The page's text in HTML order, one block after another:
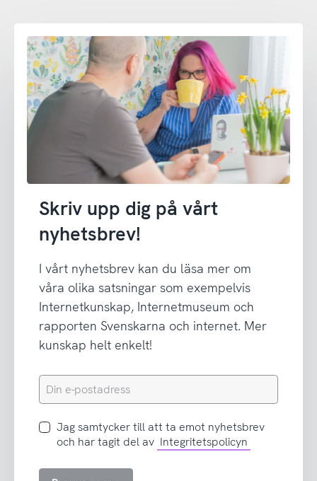
Skriv upp dig på vårt
nyhetsbrev!
I vårt nyhetsbrev kan du läsa mer om
våra olika satsningar som exempelvis
Internetkunskap, Internetmuseum och
rapporten Svenskarna och internet. Mer
kunskap helt enkelt!
Din
e-
Jag
samtycker
att
Jag samtycker till att ta emot nyhetsbrev
och har tagit del av Integritetspolicyn